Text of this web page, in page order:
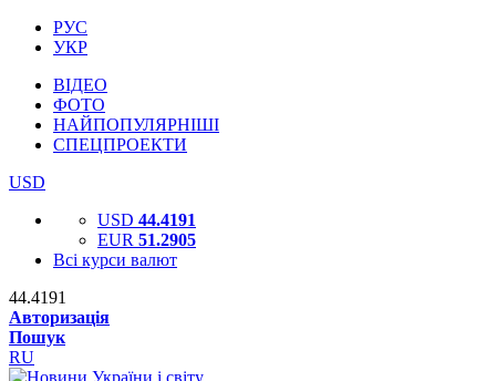
РУС
УКР
ВІДЕО
ФОТО
НАЙПОПУЛЯРНІШІ
СПЕЦПРОЕКТИ
USD
USD 44.4191
EUR 51.2905
Всі курси валют
44.4191
Авторизація
Пошук
RU